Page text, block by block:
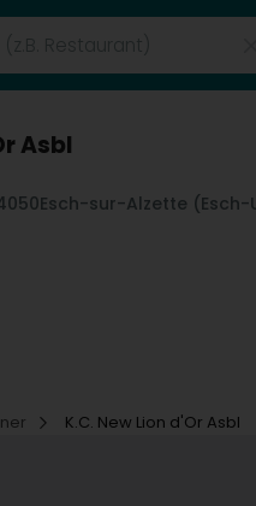
Asbl
Esch-sur-Alzette (Esch-
K.C. New Lion d'Or Asbl